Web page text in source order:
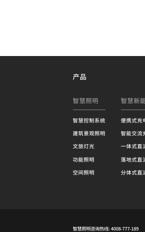
产品
智慧照明
智慧控制系统
建筑景观照明
文旅灯光
功能照明
空间照明
智慧新
便携式
智能交
一体式
落地式
分体式
智慧照明咨询热线: 4008-777-189